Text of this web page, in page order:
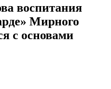
воспитания
Мирного
с основами